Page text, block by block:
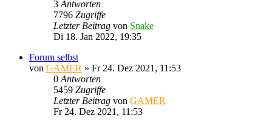
3 Antworten
7796 Zugriffe
Letzter Beitrag von Snake
Di 18. Jan 2022, 19:35
Forum selbst
von GAMER » Fr 24. Dez 2021, 11:53
0 Antworten
5459 Zugriffe
Letzter Beitrag von GAMER
Fr 24. Dez 2021, 11:53